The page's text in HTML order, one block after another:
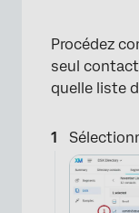
Procédez
seul
quelle liste